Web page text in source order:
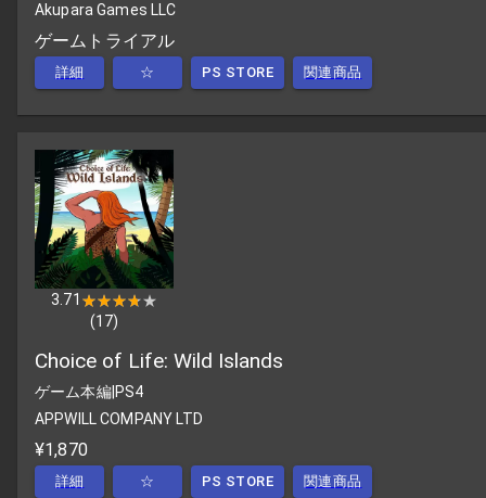
Akupara Games LLC
ゲームトライアル
詳細 ☆ PS STORE 関連商品
3.71 ★★★★★
★★★★★
(17)
Choice of Life: Wild Islands
ゲーム本編| PS4
APPWILL COMPANY LTD
¥1,870
詳細 ☆ PS STORE 関連商品